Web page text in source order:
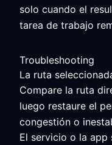
solo cuando el
tarea de trabajo
Troubleshooting
La ruta
Compare la ruta
luego restaure el
congestión o
El servicio o la app